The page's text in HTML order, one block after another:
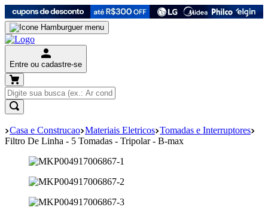
Entre ou cadastre-se
Casa e Construcao Materiais Eletricos Tomadas e Interruptores
Filtro De Linha - 5 Tomadas - Tripolar - B-max